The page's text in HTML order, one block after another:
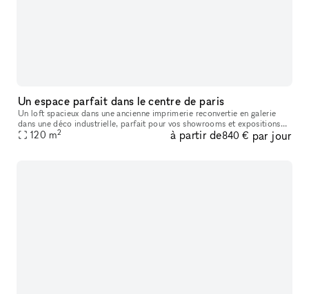
Un espace parfait dans le centre de paris
Un loft spacieux dans une ancienne imprimerie reconvertie en galerie
dans une déco industrielle, parfait pour vos showrooms et expositions
artistiques. Située place de la république, en plein centre
120 m2 à partir de840 € par jour